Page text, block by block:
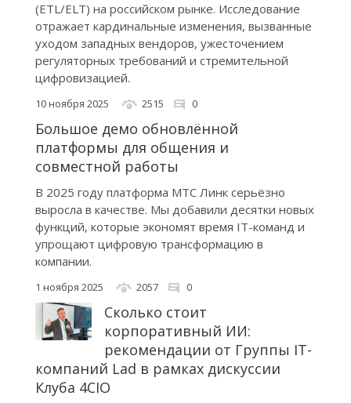
(ETL/ELT) на российском рынке. Исследование
отражает кардинальные изменения, вызванные
уходом западных вендоров, ужесточением
регуляторных требований и стремительной
цифровизацией.
10 ноября 2025 2515 0
Большое демо обновлённой
платформы для общения и
совместной работы
В 2025 году платформа МТС Линк серьёзно
выросла в качестве. Мы добавили десятки новых
функций, которые экономят время IT-команд и
упрощают цифровую трансформацию в
компании.
1 ноября 2025 2057 0
Сколько стоит
корпоративный ИИ:
рекомендации от Группы IT-
компаний Lad в рамках дискуссии
Клуба 4CIO